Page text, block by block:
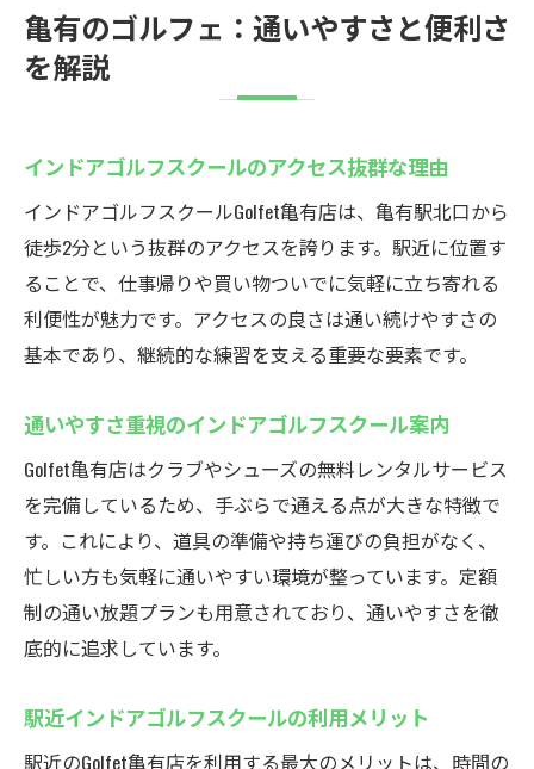
亀有のゴルフェ：通いやすさと便利さ
を解説
インドアゴルフスクールのアクセス抜群な理由
インドアゴルフスクールGolfet亀有店は、亀有駅北口から
徒歩2分という抜群のアクセスを誇ります。駅近に位置す
ることで、仕事帰りや買い物ついでに気軽に立ち寄れる
利便性が魅力です。アクセスの良さは通い続けやすさの
基本であり、継続的な練習を支える重要な要素です。
通いやすさ重視のインドアゴルフスクール案内
Golfet亀有店はクラブやシューズの無料レンタルサービス
を完備しているため、手ぶらで通える点が大きな特徴で
す。これにより、道具の準備や持ち運びの負担がなく、
忙しい方も気軽に通いやすい環境が整っています。定額
制の通い放題プランも用意されており、通いやすさを徹
底的に追求しています。
駅近インドアゴルフスクールの利用メリット
駅近のGolfet亀有店を利用する最大のメリットは、時間の